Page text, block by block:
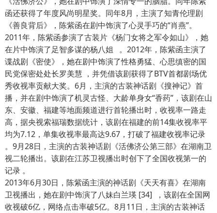
函还获得了年度风尚明星奖。同年8月，主演了知青伦理剧
《善良背后》，陈紫函在剧中饰演了心灵手巧的“肖燕”。
2011年，陈紫函参演了古装片《杨门女将之军令如山》，她
在片中饰演了足智多谋的杨八姐 。2012年，陈紫函主演了
谍战剧《密使》，她在剧中饰演了性格勇猛、心思缜密的国
民党保密处处长罗美慧 ，并凭借该剧获得了BTV首都剧场优
秀收视率贡献大奖。6月，主演的古装神话剧《搜神记》首
播，并在剧中饰演了机灵古怪、大龄单身女“香药”，该剧在山
东、安徽、福建等地面频道进行首轮播出时，收视率一路走
高，据央视索福瑞数据统计，该剧在福建的前14集收视率平
均为7.12，单集收视率最高达9.67，打破了福建收视率记录
。9月28日，主演的古装神话剧《活佛济公第三部》在湖南卫
视二轮播出。该剧在江苏卫视播出时创下了全国收视第一的
记录 。
2013年6月30日，陈紫函主演的神话剧《天天有喜》在湖南
卫视播出，她在剧中饰演了八妹白兰瑛 [34] ，该剧在全国网
收视破6亿，网络点击率破5亿。8月11日，主演的古装神话